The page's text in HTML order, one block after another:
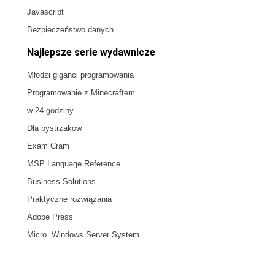
Javascript
Bezpieczeństwo danych
Najlepsze serie wydawnicze
Młodzi giganci programowania
Programowanie z Minecraftem
w 24 godziny
Dla bystrzaków
Exam Cram
MSP Language Reference
Business Solutions
Praktyczne rozwiązania
Adobe Press
Micro. Windows Server System